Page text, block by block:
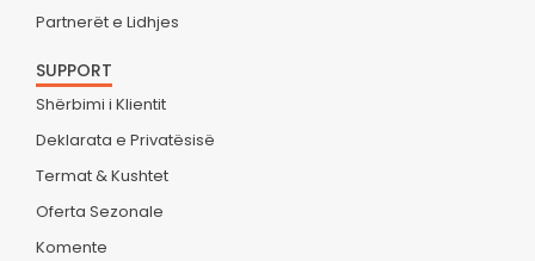
Partnerët e Lidhjes
SUPPORT
Shërbimi i Klientit
Deklarata e Privatësisë
Termat & Kushtet
Oferta Sezonale
Komente